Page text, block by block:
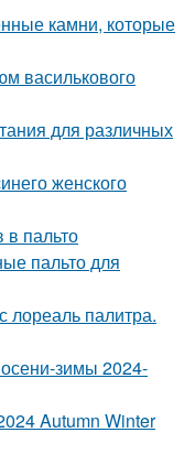
камни, которые
василькового
для различных
женского
в пальто
пальто для
палитра.
зимы 2024-
Autumn Winter